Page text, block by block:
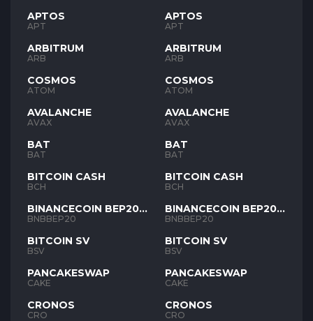
APTOS
APT
ARBITRUM
ARB
COSMOS
ATOM
AVALANCHE
AVAX
BAT
BAT
BITCOIN CASH
BCH
BINANCECOIN BEP20
BNB
BNBBEP20
BITCOIN SV
BSV
PANCAKESWAP
CAKE
CRONOS
CRO
APTOS
APT
ARBITRUM
ARB
COSMOS
ATOM
AVALANCHE
AVAX
BAT
BAT
BITCOIN CASH
BCH
BINANCECOIN BEP20
BNB
BNBBEP20
BITCOIN SV
BSV
PANCAKESWAP
CAKE
CRONOS
CRO